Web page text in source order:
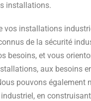
installations.
vos installations
de la sécurité
besoins, et vous
aux besoins
pouvons également
en